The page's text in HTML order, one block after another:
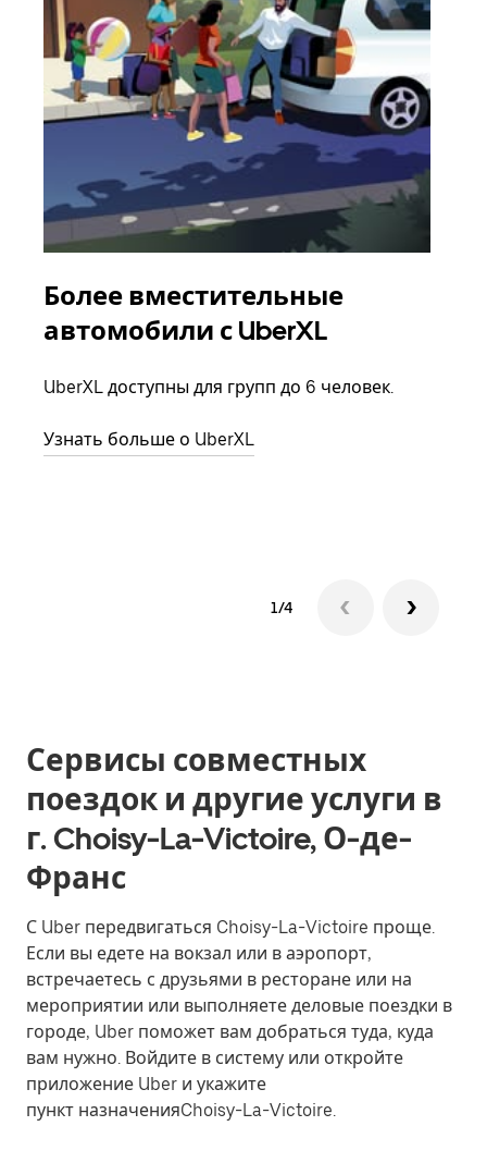
Более вместительные
автомобили с UberXL
UberXL доступны для групп до 6 человек.
Узнать больше о UberXL
1/4
Сервисы совместных
поездок и другие услуги в
г. Choisy-La-Victoire, О-де-
Франс
С Uber передвигаться Choisy-La-Victoire проще.
Если вы едете на вокзал или в аэропорт,
встречаетесь с друзьями в ресторане или на
мероприятии или выполняете деловые поездки в
городе, Uber поможет вам добраться туда, куда
вам нужно. Войдите в систему или откройте
приложение Uber и укажите
пункт назначенияChoisy-La-Victoire.